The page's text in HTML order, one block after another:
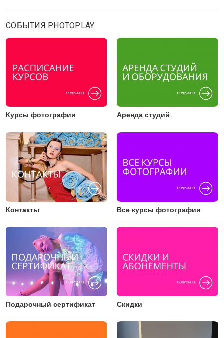
СОБЫТИЯ PHOTOPLAY
Курсы фотографии Аренда студий
Контакты Все курсы фотографии
Подарочный сертификат Скидки